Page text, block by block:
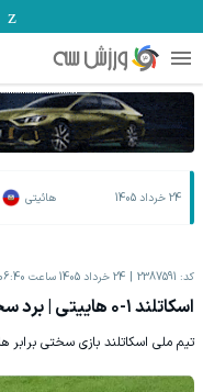
24 خرداد 1405 هائیتی
کد: 2387591 24 خرداد 1405 ساعت 06:40
اسکاتلند ۱-۰ هاییتی | برد سخت در بازی غیرمنتظره!
تیم ملی اسکاتلند بازی سختی برابر